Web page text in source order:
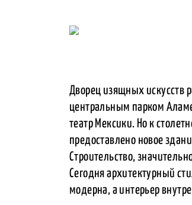
Дворец изящных искусств
центральным парком
театр Мексики. Но к
предоставлено новое
Строительство,
Сегодня архитектурный
модерна, а интерьер